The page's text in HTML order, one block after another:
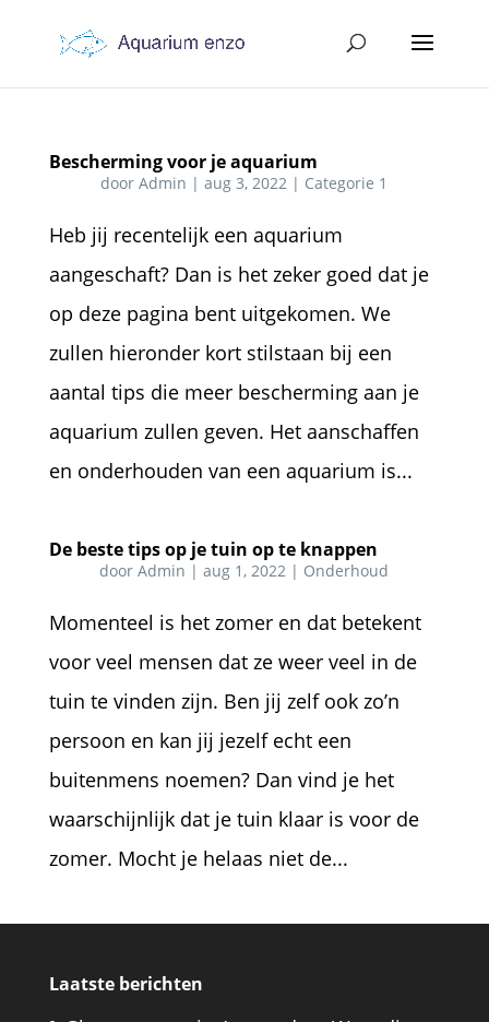
Bescherming voor je aquarium
doorAdmin |aug 3, 2022 | Categorie 1
Heb jij recentelijk een aquarium
aangeschaft? Dan is het zeker goed dat je
op deze pagina bent uitgekomen. We
zullen hieronder kort stilstaan bij een
aantal tips die meer bescherming aan je
aquarium zullen geven. Het aanschaffen
en onderhouden van een aquarium is...
De beste tips op je tuin op te knappen
doorAdmin |aug 1, 2022 | Onderhoud
Momenteel is het zomer en dat betekent
voor veel mensen dat ze weer veel in de
tuin te vinden zijn. Ben jij zelf ook zo’n
persoon en kan jij jezelf echt een
buitenmens noemen? Dan vind je het
waarschijnlijk dat je tuin klaar is voor de
zomer. Mocht je helaas niet de...
Laatste berichten